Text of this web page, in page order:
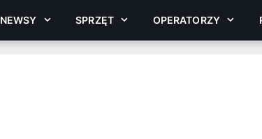
NEWSY SPRZĘT OPERATORZY